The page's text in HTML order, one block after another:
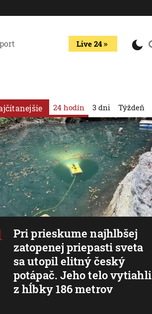
Live 24
24 hodín
Pri prieskume najhlbšej
zatopenej priepasti sveta
sa utopil elitný český
potápač. Jeho telo vytiahli
z hĺbky 186 metrov
3 dni Týždeň